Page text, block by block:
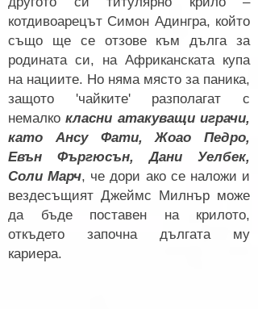
котдивоарецът Симон Адингра, който
също ще се отзове към дълга за
родината си, на Африканската купа
на нациите. Но няма място за паника,
защото 'чайките' разполагат с
немалкокласни атакуващи играчи,
като Ансу Фати, Жоао Педро,
Евън Фъргюсън, Дани Уелбек,
Соли Марч, че дори ако се наложи и
вездесъщият Джеймс Милнър може
да бъде поставен на крилото,
откъдето започна дългата му
кариера.